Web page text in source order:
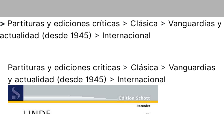
> Partituras y ediciones críticas > Clásica > Vanguardias y
actualidad (desde 1945) > Internacional
Partituras y ediciones críticas > Clásica > Vanguardias
y actualidad (desde 1945) > Internacional